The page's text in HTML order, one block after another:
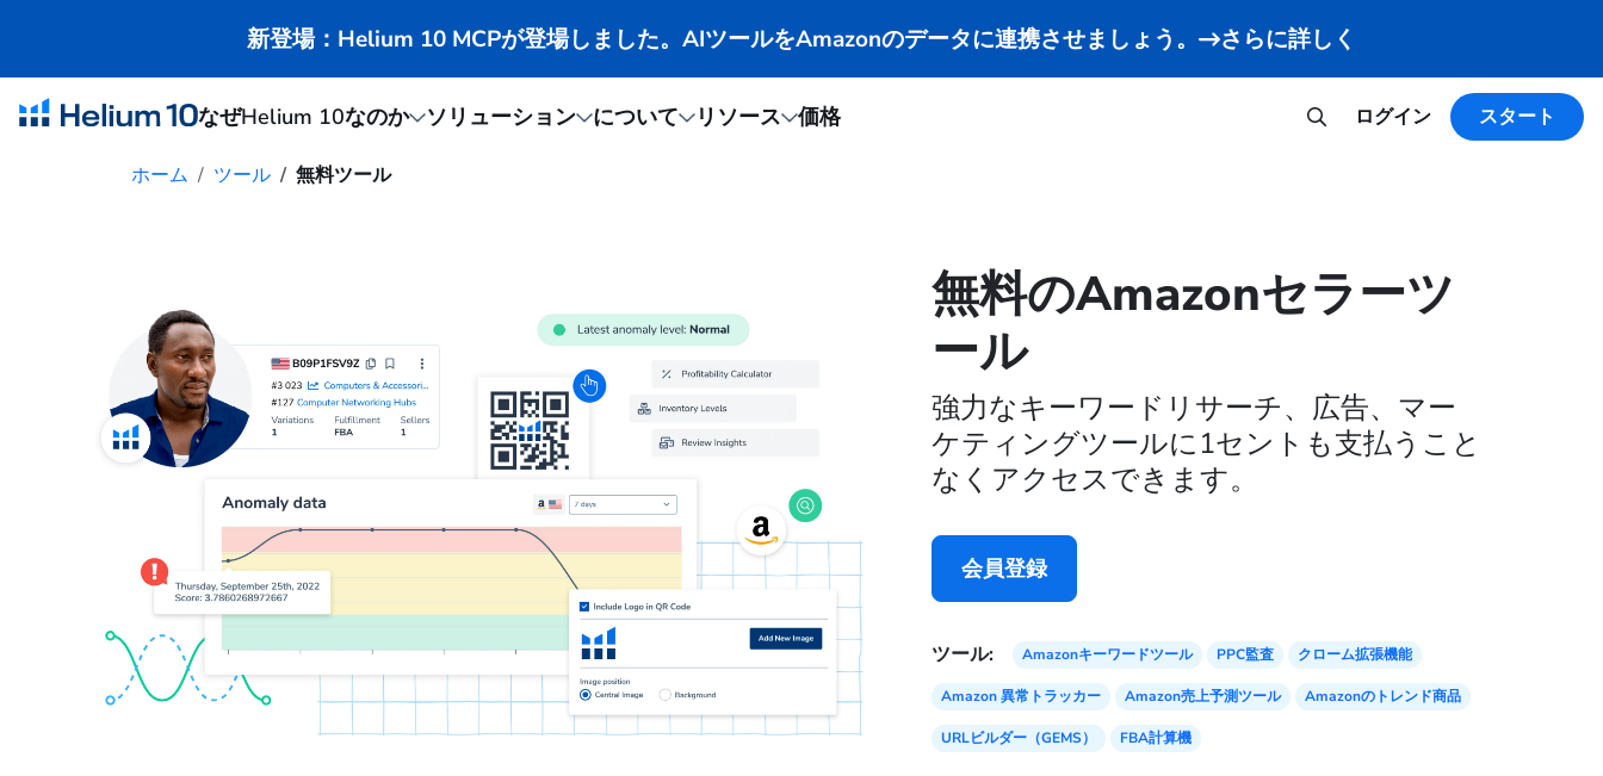
新登場：Helium 10 MCPが登場しました。AIツールをAmazonのデータに連携させましょう。 さらに詳しく
なぜHelium 10なのか ソリューション について リソース 価格 ログイン スタート
ホーム ツール 無料ツール
無料のAmazonセラーツ
ール
強力なキーワードリサーチ、広告、マー
ケティングツールに1セントも支払うこと
なくアクセスできます。
会員登録
ツール: Amazonキーワードツール PPC監査 クローム拡張機能
Amazon 異常トラッカー Amazon売上予測ツール Amazonのトレンド商品
URLビルダー（GEMS） FBA計算機